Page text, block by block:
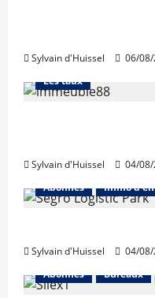
Sylvain d'Huissel 06/
Abonnés
Les taux
Sylvain d'Huissel
04/
Abonnés
Immo
Sylvain d'Huissel
04/
Abonnés
Bureaux